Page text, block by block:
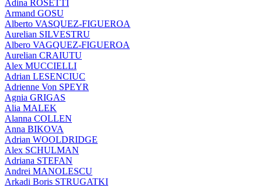
Adina ROSETTI
Armand GOSU
Alberto VASQUEZ-FIGUEROA
Aurelian SILVESTRU
Albero VAGQUEZ-FIGUEROA
Aurelian CRAIUTU
Alex MUCCIELLI
Adrian LESENCIUC
Adrienne Von SPEYR
Agnia GRIGAS
Alia MALEK
Alanna COLLEN
Anna BIKOVA
Adrian WOOLDRIDGE
Alex SCHULMAN
Adriana STEFAN
Andrei MANOLESCU
Arkadi Boris STRUGATKI